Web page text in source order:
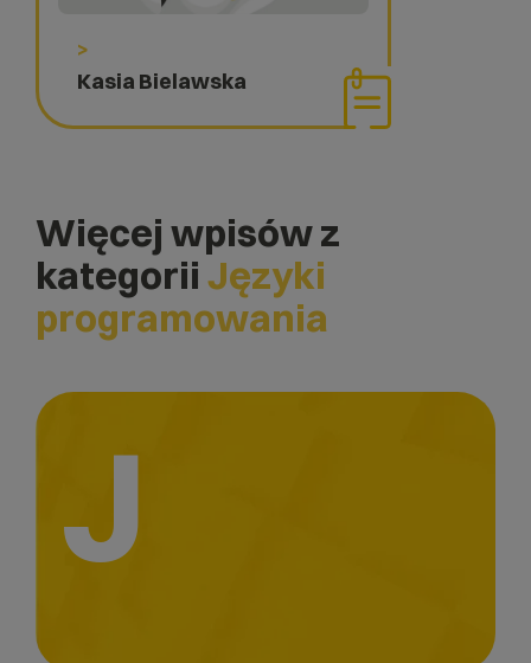
>
Kasia Bielawska
Więcej wpisów z
kategorii Języki
programowania
J